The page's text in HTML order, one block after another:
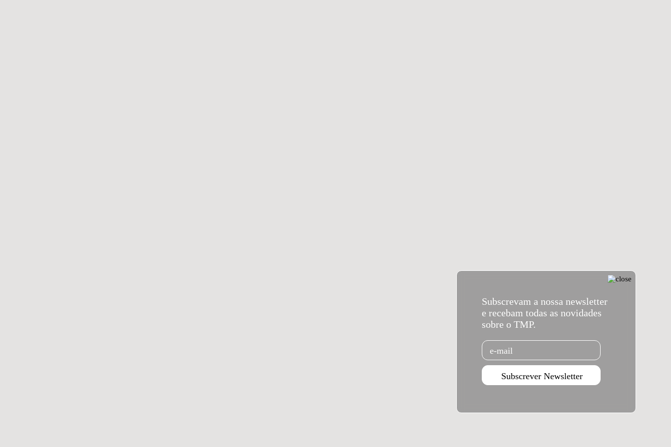
Subscrevam a nossa newsletter
e recebam todas as novidades
sobre o TMP.
Email
Subscrever Newsletter